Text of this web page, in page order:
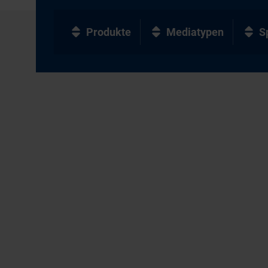
Produkte Mediatypen